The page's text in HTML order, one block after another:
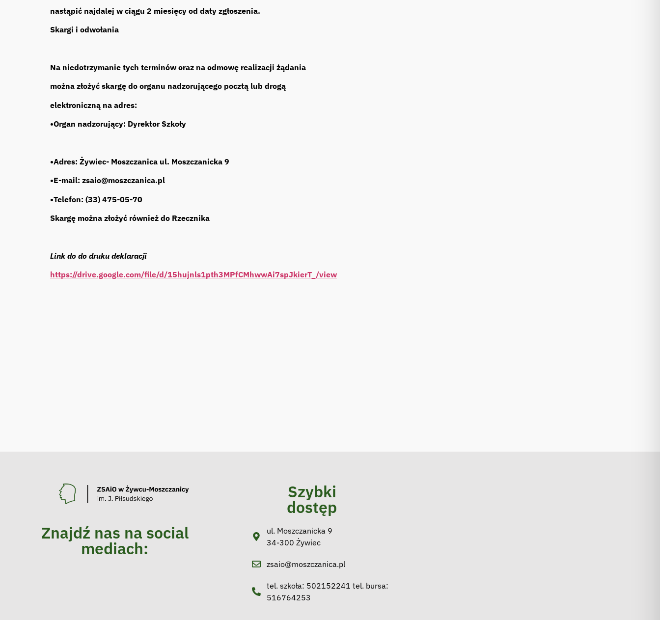
nastąpić najdalej w ciągu 2 miesięcy od daty zgłoszenia.
Skargi i odwołania
Na niedotrzymanie tych terminów oraz na odmowę realizacji żądania
można złożyć skargę do organu nadzorującego pocztą lub drogą
elektroniczną na adres:
•Organ nadzorujący: Dyrektor Szkoły
•Adres: Żywiec- Moszczanica ul. Moszczanicka 9
•E-mail: zsaio@moszczanica.pl
•Telefon: (33) 475-05-70
Skargę można złożyć również do Rzecznika
Link do do druku deklaracji
https://drive.google.com/file/d/15hujnls1pth3MPfCMhwwAi7spJkierT_/view
Szybki
dostęp
Znajdź nas na social
mediach:
ul. Moszczanicka 9
34-300 Żywiec
zsaio@moszczanica.pl
tel. szkoła: 502152241 tel. bursa:
516764253